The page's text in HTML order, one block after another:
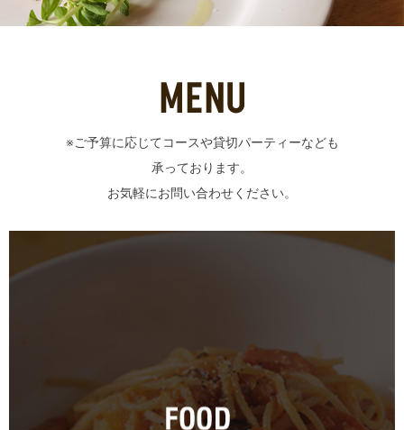
※ご予算に応じてコースや貸切パーティーなども
承っております。
お気軽にお問い合わせください。